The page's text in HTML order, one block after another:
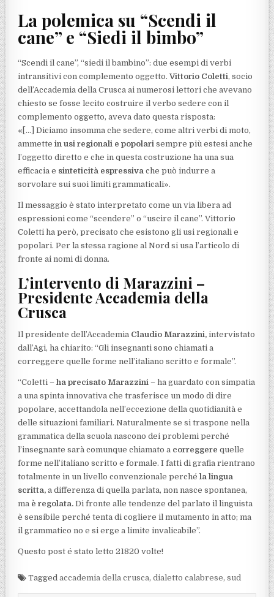
La polemica su “Scendi il
cane” e “Siedi il bimbo”
“Scendi il cane”, “siedi il bambino”: due esempi di verbi
intransitivi con complemento oggetto.Vittorio Coletti, socio
dell’Accademia della Crusca ai numerosi lettori che avevano
chiesto se fosse lecito costruire il verbo sedere con il
complemento oggetto, aveva dato questa risposta:
«[…] Diciamo insomma che sedere, come altri verbi di moto,
ammette in usi regionali e popolari sempre più estesi anche
l’oggetto diretto e che in questa costruzione ha una sua
efficacia e sinteticità espressiva che può indurre a
sorvolare sui suoi limiti grammaticali».
Il messaggio è stato interpretato come un via libera ad
espressioni come “scendere” o “uscire il cane”. Vittorio
Coletti ha però, precisato che esistono gli usi regionali e
popolari. Per la stessa ragione al Nord si usa l’articolo di
fronte ai nomi di donna.
L’intervento di Marazzini –
Presidente Accademia della
Crusca
Il presidente dell’Accademia Claudio Marazzini, intervistato
dall’Agi, ha chiarito: “Gli insegnanti sono chiamati a
correggere quelle forme nell’italiano scritto e formale”.
“Coletti –ha precisato Marazzini – ha guardato con simpatia
a una spinta innovativa che trasferisce un modo di dire
popolare, accettandola nell’eccezione della quotidianità e
delle situazioni familiari. Naturalmente se si traspone nella
grammatica della scuola nascono dei problemi perché
l’insegnante sarà comunque chiamato a correggere quelle
forme nell’italiano scritto e formale. I fatti di grafia rientrano
totalmente in un livello convenzionale perchéla lingua
scritta, a differenza di quella parlata, non nasce spontanea,
ma è regolata. Di fronte alle tendenze del parlato il linguista
è sensibile perché tenta di cogliere il mutamento in atto; ma
il grammatico no e si erge a limite invalicabile”.
Questo post é stato letto 21820 volte!
Taggedaccademia della crusca,dialetto calabrese,sud